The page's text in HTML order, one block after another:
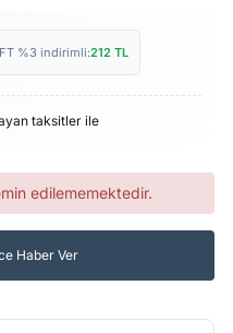
%3 indirimli:212 TL
taksitler ile
edilememektedir.
Haber Ver